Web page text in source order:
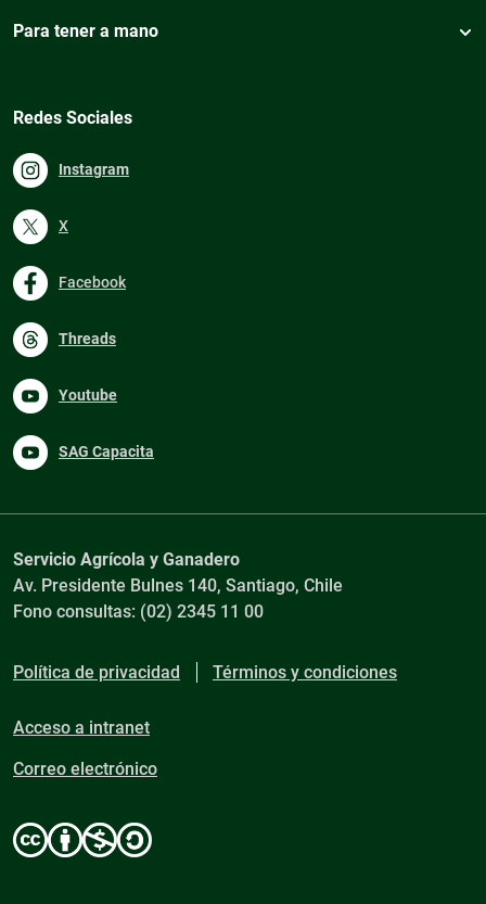
Para tener a mano
Redes Sociales
Instagram
X
Facebook
Threads
Youtube
SAG Capacita
Servicio Agrícola y Ganadero
Av. Presidente Bulnes 140, Santiago, Chile
Fono consultas: (02) 2345 11 00
Política de privacidad Términos y condiciones
Acceso a intranet
Correo electrónico